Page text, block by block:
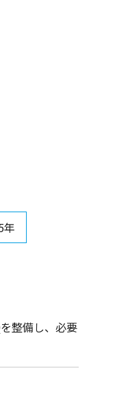
年
整備し、必要